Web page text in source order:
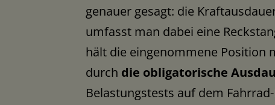
genauer gesagt: die
umfasst man dabei eine
hält die eingenommene Position
durch die obligatorische
Belastungstests auf dem